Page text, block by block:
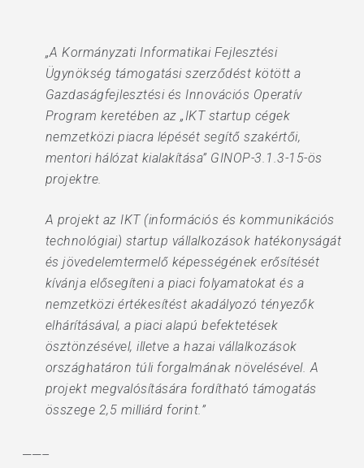
„A Kormányzati Informatikai Fejlesztési
Ügynökség támogatási szerződést kötött a
Gazdaságfejlesztési és Innovációs Operatív
Program keretében az „IKT startup cégek
nemzetközi piacra lépését segítő szakértői,
mentori hálózat kialakítása” GINOP-3.1.3-15-ös
projektre.
A projekt az IKT (információs és kommunikációs
technológiai) startup vállalkozások hatékonyságát
és jövedelemtermelő képességének erősítését
kívánja elősegíteni a piaci folyamatokat és a
nemzetközi értékesítést akadályozó tényezők
elhárításával, a piaci alapú befektetések
ösztönzésével, illetve a hazai vállalkozások
országhatáron túli forgalmának növelésével. A
projekt megvalósítására fordítható támogatás
összege 2,5 milliárd forint.”
——–